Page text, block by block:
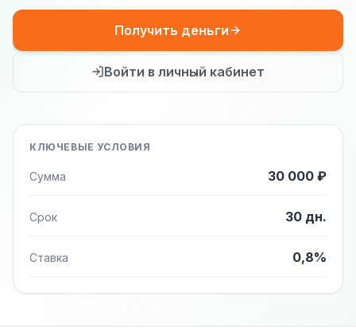
Получить деньги
Войти в личный кабинет
КЛЮЧЕВЫЕ УСЛОВИЯ
Сумма 30 000 ₽
Срок 30 дн.
Ставка 0,8%